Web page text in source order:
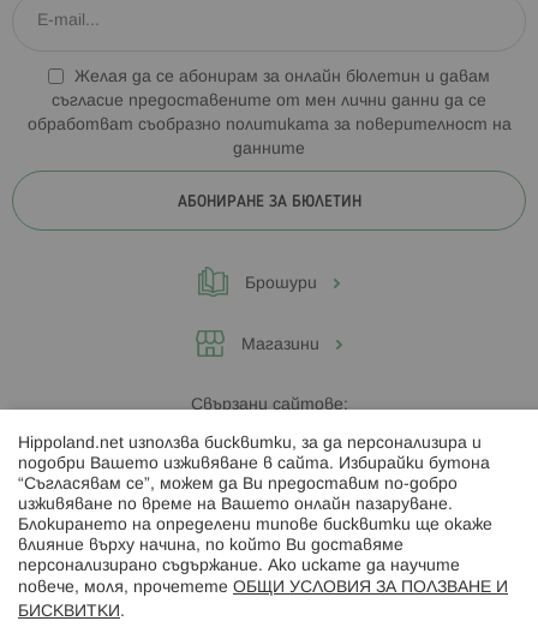
Желая да се абонирам за онлайн бюлетин и давам
съгласие предоставените от мен лични данни да се
обработват съобразно политиката за поверителност на
данните
АБОНИРАНЕ ЗА БЮЛЕТИН
Брошури
Магазини
Свързани сайтове:
Hippoland.ro
Последвайте ни:
Hippoland.net използва бисквитки, за да персонализира и
подобри Вашето изживяване в сайта. Избирайки бутона
“Съгласявам се”, можем да Ви предоставим по-добро
изживяване по време на Вашето онлайн пазаруване.
Блокирането на определени типове бисквитки ще окаже
влияние върху начина, по който Ви доставяме
персонализирано съдържание. Ако искате да научите
повече, моля, прочетете ОБЩИ УСЛОВИЯ ЗА ПОЛЗВАНЕ И
БИСКВИТКИ .